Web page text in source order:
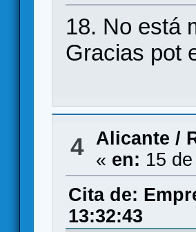
18. No está
Gracias pot
4 Alicante /
« en: 15
Cita de:
13:32:43